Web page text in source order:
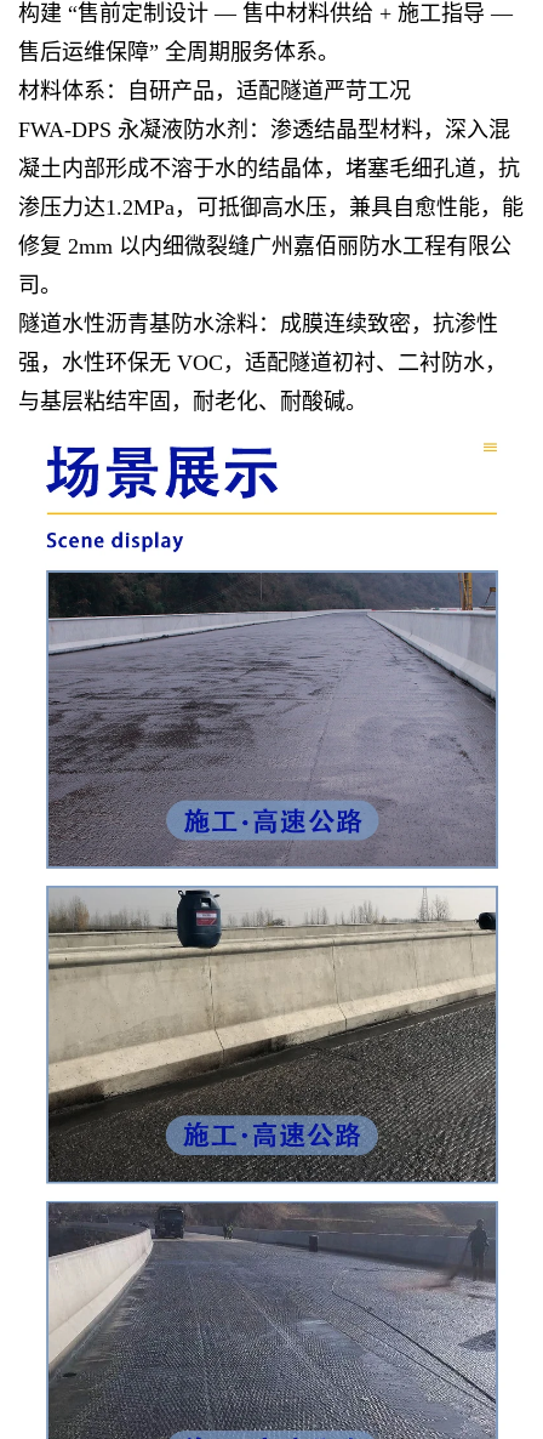
构建 “售前定制设计 — 售中材料供给 + 施工指导 —
售后运维保障” 全周期服务体系。
材料体系：自研产品，适配隧道严苛工况
FWA-DPS 永凝液防水剂：渗透结晶型材料，深入混
凝土内部形成不溶于水的结晶体，堵塞毛细孔道，抗
渗压力达1.2MPa，可抵御高水压，兼具自愈性能，能
修复 2mm 以内细微裂缝广州嘉佰丽防水工程有限公
司。
隧道水性沥青基防水涂料：成膜连续致密，抗渗性
强，水性环保无 VOC，适配隧道初衬、二衬防水，
与基层粘结牢固，耐老化、耐酸碱。